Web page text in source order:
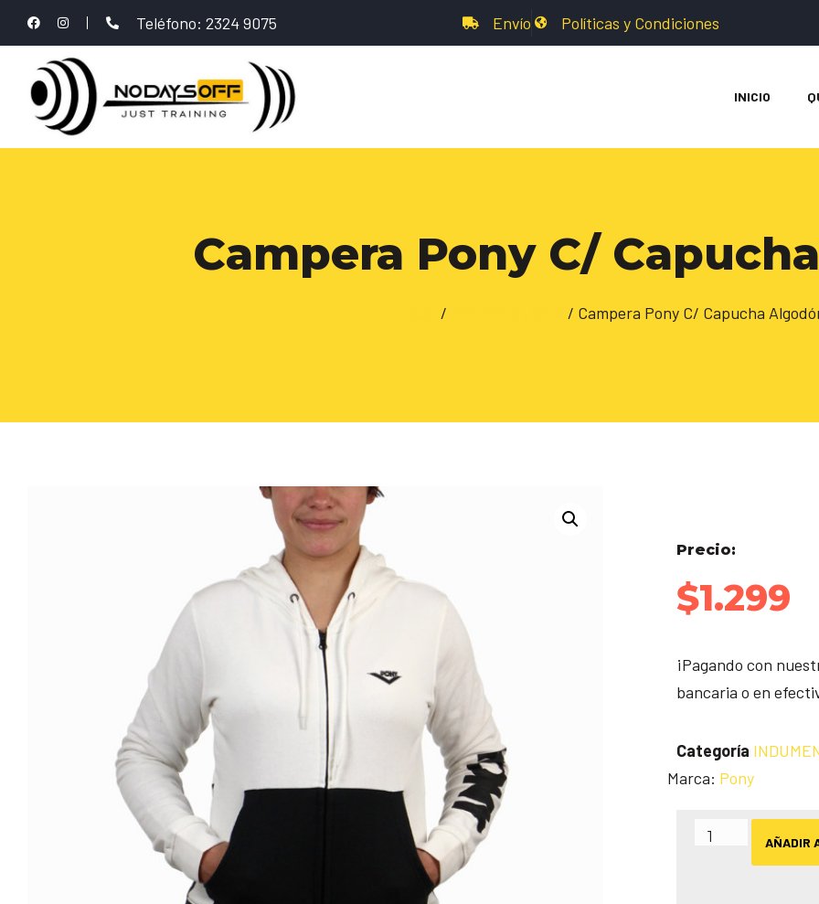
Teléfono: 2324 9075 Envío Políticas y Condiciones
INICIO
Campera Pony C/
/ / Campera Pony C/ Capucha
Precio:
$1.299
¡Pagando con
bancaria o en
Categoría
Marca: Pony
AÑADIR